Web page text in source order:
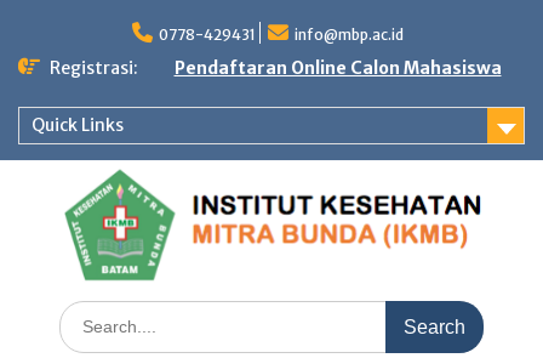
content
0778-429431 info@mbp.ac.id
Registrasi: Pendaftaran Online Calon Mahasiswa
Quick Links
Search
for: